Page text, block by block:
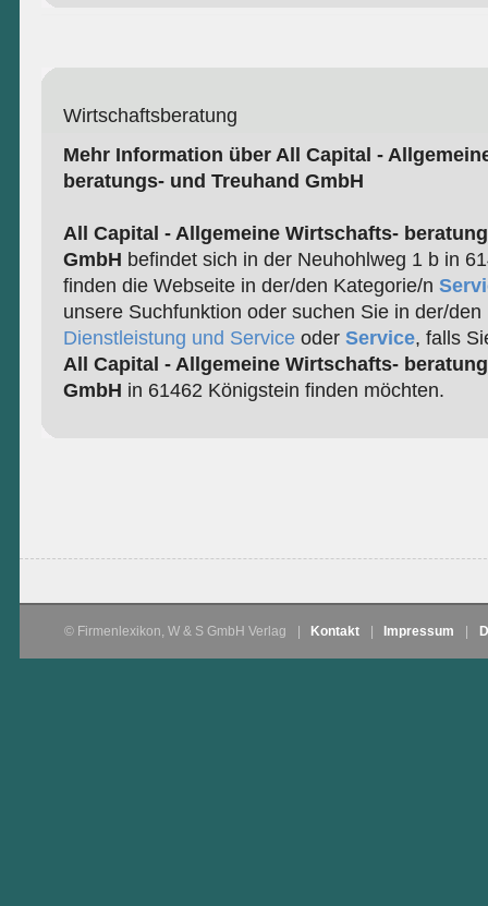
Wirtschaftsberatung
Mehr Information über All Capital -
beratungs- und Treuhand GmbH
All Capital - Allgemeine Wirtschafts-
GmbH befindet sich in der Neuhohlweg 1 b in
finden die Webseite in der/den Kategorie/n
unsere Suchfunktion oder suchen Sie in der/den
Dienstleistung und Serviceoder Service, falls
All Capital - Allgemeine Wirtschafts-
GmbH in 61462 Königstein finden möchten.
© Firmenlexikon, W & S GmbH Verlag Kontakt Impressum